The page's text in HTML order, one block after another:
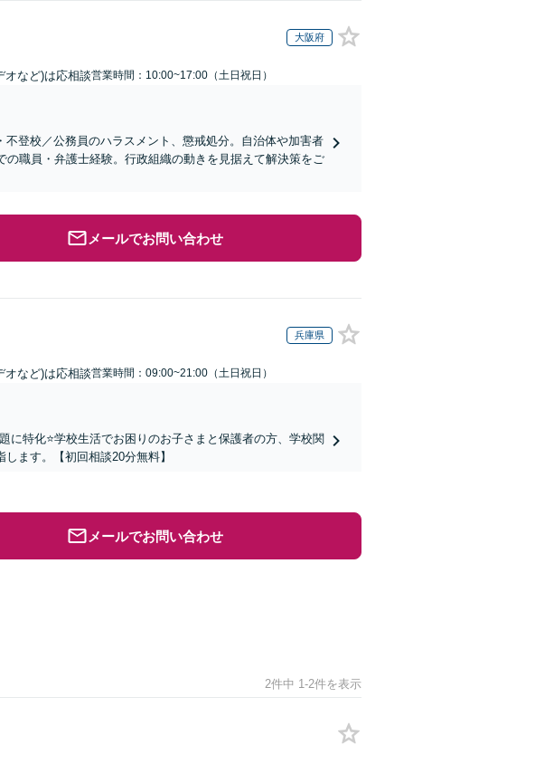
大阪府
オなど)は応相談営業時間：10:00~17:00（土日祝日）
不登校／公務員のハラスメント、懲戒処分。自治体や加害者
職員・弁護士経験。行政組織の動きを見据えて解決策をご
メールでお問い合わせ
兵庫県
オなど)は応相談営業時間：09:00~21:00（土日祝日）
に特化⭐️学校生活でお困りのお子さまと保護者の方、学校関
ます。【初回相談20分無料】
メールでお問い合わせ
2件中 1-2件を表示